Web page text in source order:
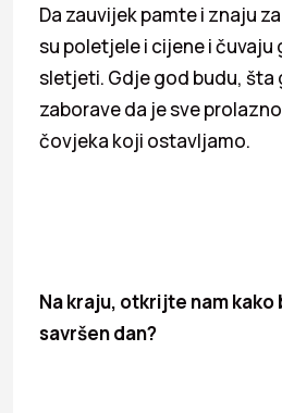
Da zauvijek pamte i znaju
su poletjele i cijene i čuvaju
sletjeti. Gdje god budu, šta
zaborave da je sve
čovjeka koji ostavljamo.
Na kraju, otkrijte nam kako
savršen dan?